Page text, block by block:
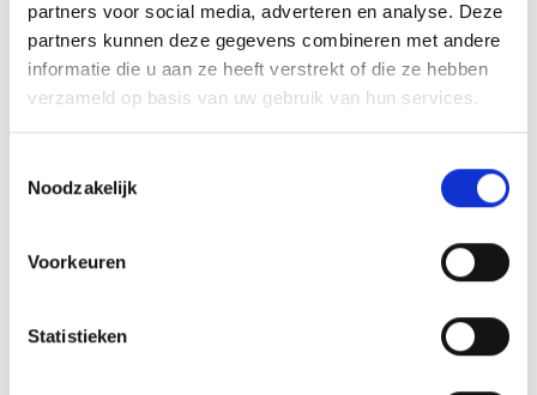
partners voor social media, adverteren en analyse. Deze
partners kunnen deze gegevens combineren met andere
informatie die u aan ze heeft verstrekt of die ze hebben
verzameld op basis van uw gebruik van hun services.
Noodzakelijk
Voorkeuren
Statistieken
OOK INTERESSANT